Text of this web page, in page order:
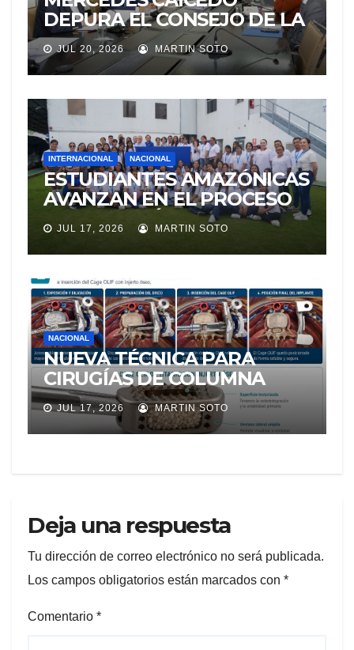
DEPURA EL CONSEJO DE LA
JUDICATURA
JUL 20, 2026 MARTIN SOTO
INTERNACIONAL NACIONAL
ESTUDIANTES AMAZÓNICAS
AVANZAN EN EL PROCESO
DE SELECCIÓN PARA
REPRESENTAR A ECUADOR
EN EXPERIENCIA
EDUCATIVA DE LA NASA
JUL 17, 2026 MARTIN SOTO
NACIONAL
NUEVA TÉCNICA PARA
CIRUGÍAS DE COLUMNA
LLEGA A ECUADOR Y
AMPLÍA LAS OPCIONES
PARA PACIENTES CON
JUL 17, 2026 MARTIN SOTO
Deja una respuesta
Tu dirección de correo electrónico no será publicada.
Los campos obligatorios están marcados con *
Comentario *